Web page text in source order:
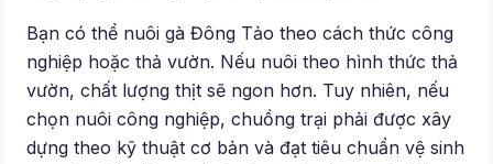
Bạn có thể nuôi gà Đông Tảo theo cách thức công
nghiệp hoặc thả vườn. Nếu nuôi theo hình thức thả
vườn, chất lượng thịt sẽ ngon hơn. Tuy nhiên, nếu
chọn nuôi công nghiệp, chuồng trại phải được xây
dựng theo kỹ thuật cơ bản và đạt tiêu chuẩn vệ sinh